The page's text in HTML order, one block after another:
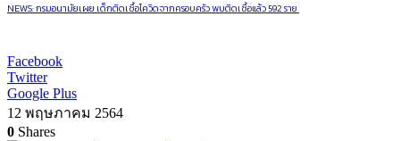
NEWS: กรมอนามัยเผย เด็กติดเชื้อโควิดจากครอบครัว พบติดเชื้อแล้ว 592 ราย
Facebook
Twitter
Google Plus
12 พฤษภาคม 2564
0 Shares